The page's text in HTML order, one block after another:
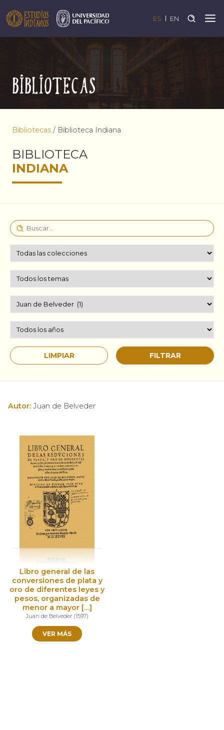
ES EN
Bibliotecas
Bibliotecas / Biblioteca Indiana
BIBLIOTECA
INDIANA
Autor: Juan de Belveder
Libro general de las
conversiones de plata y
oro de diferentes leyes y
pesos, organizadas de
menor a mayor […]
Juan de Belveder(1597)
VER MÁS